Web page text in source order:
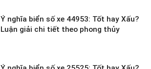
Ý nghĩa biển số xe 44953: Tốt hay Xấu?
Luận giải chi tiết theo phong thủy